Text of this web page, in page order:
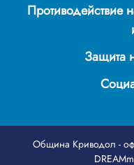
Противодействие
Защита
Община Криводол -